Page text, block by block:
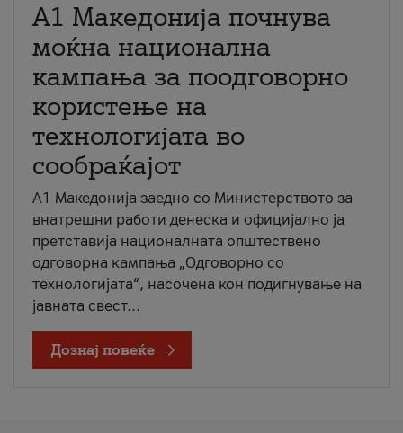
A1 Македонија почнува
моќна национална
кампања за поодговорно
користење на
технологијата во
сообраќајот
A1 Македонија заедно со Министерството за
внатрешни работи денеска и официјално ја
претставија националната општествено
одговорна кампања „Одговорно со
технологијата“, насочена кон подигнување на
јавната свест...
Дознај повеќе